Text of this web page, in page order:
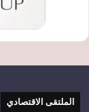
الملتقى الاقتصادي